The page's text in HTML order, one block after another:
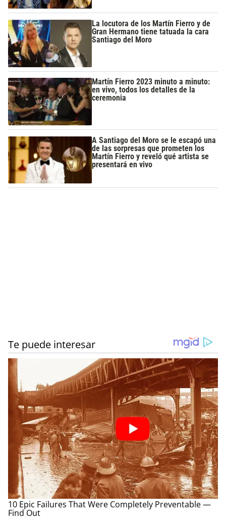
La locutora de los Martín Fierro y de
Gran Hermano tiene tatuada la cara
Santiago del Moro
Martín Fierro 2023 minuto a minuto:
en vivo, todos los detalles de la
ceremonia
A Santiago del Moro se le escapó una
de las sorpresas que prometen los
Martín Fierro y reveló qué artista se
presentará en vivo